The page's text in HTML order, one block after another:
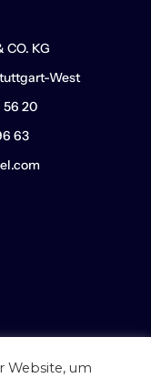
CO. KG
West
56 20
63
Website, um